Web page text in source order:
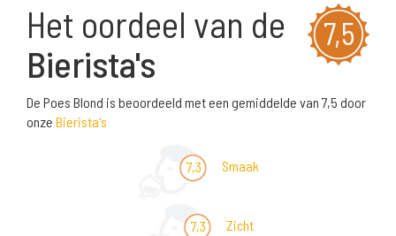
7,5
Het oordeel van de
Bierista's
De Poes Blond is beoordeeld met een gemiddelde van 7,5 door
onze Bierista's
7,3 Smaak
7,3 Zicht